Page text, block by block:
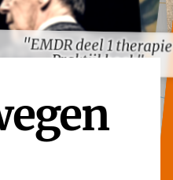
"EMDR deel 1 therapie
Praktijkboek"
"EMDR deel 1 therapie
Praktijkboek"